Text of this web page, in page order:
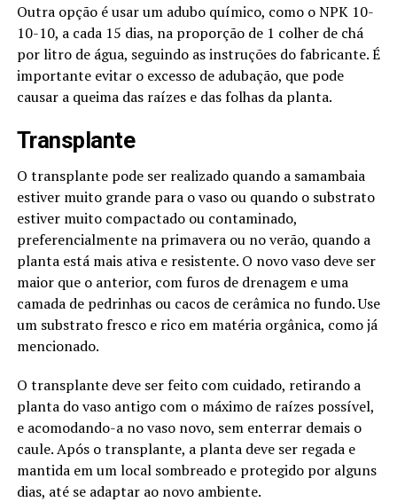
Outra opção é usar um adubo químico, como o NPK 10-
10-10, a cada 15 dias, na proporção de 1 colher de chá
por litro de água, seguindo as instruções do fabricante. É
importante evitar o excesso de adubação, que pode
causar a queima das raízes e das folhas da planta.
Transplante
O transplante pode ser realizado quando a samambaia
estiver muito grande para o vaso ou quando o substrato
estiver muito compactado ou contaminado,
preferencialmente na primavera ou no verão, quando a
planta está mais ativa e resistente. O novo vaso deve ser
maior que o anterior, com furos de drenagem e uma
camada de pedrinhas ou cacos de cerâmica no fundo. Use
um substrato fresco e rico em matéria orgânica, como já
mencionado.
O transplante deve ser feito com cuidado, retirando a
planta do vaso antigo com o máximo de raízes possível,
e acomodando-a no vaso novo, sem enterrar demais o
caule. Após o transplante, a planta deve ser regada e
mantida em um local sombreado e protegido por alguns
dias, até se adaptar ao novo ambiente.